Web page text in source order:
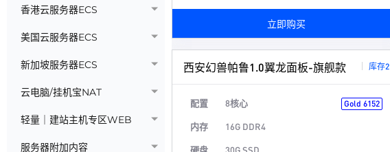
香港云服务器ECS
美国云服务器ECS
新加坡服务器ECS
云电脑/挂机宝NAT
轻量｜建站主机专区WEB
服务器附加内容
立即购买
西安幻兽帕鲁1.0翼龙面板-旗舰款 库存2
配置 8核心 Gold 6152
内存
16G DDR4
硬盘
30G SSD